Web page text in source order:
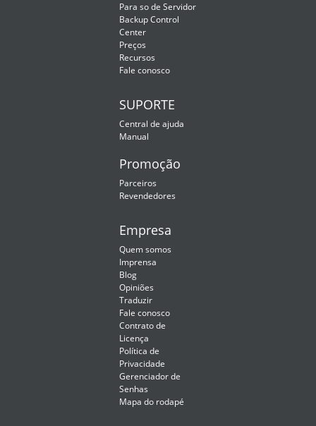
Para so de Servidor
Backup Control
Center
Preços
Recursos
Fale conosco
SUPORTE
Central de ajuda
Manual
Promoção
Parceiros
Revendedores
Empresa
Quem somos
Imprensa
Blog
Opiniões
Traduzir
Fale conosco
Contrato de
Licença
Política de
Privacidade
Gerenciador de
Senhas
Mapa do rodapé